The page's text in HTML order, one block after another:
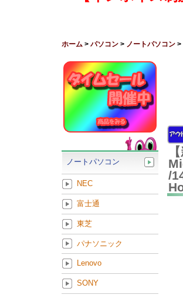
ホーム > パソコン > ノートパソコン >
/
ノートパソコン
NEC
富士通
東芝
パナソニック
Lenovo
SONY